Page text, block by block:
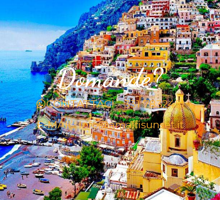
Domande?
CONTATTACI - 331 7832451
E-MAIL: info@amalfisunset.it